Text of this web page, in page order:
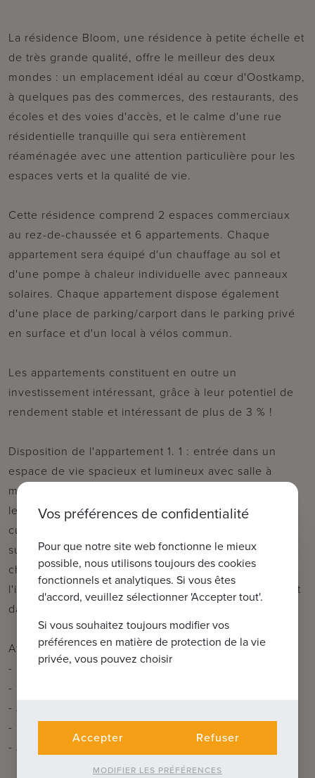
La résidence Bloom, une résidence à petite échelle et
de très grande qualité, offre le meilleur des deux
mondes : un emplacement idéal au cœur d'Oostkamp,
à quelques pas des commerces, des restaurants, des
écoles et des voies d'accès, et le calme d'une rue
résidentielle tranquille qui sera entièrement
réaménagée avec une attention particulière pour les
espaces verts et la qualité de vie.
Cette résidence comprend 2 espaces commerciaux
au rez-de-chaussée et 6 appartements. Chaque
appartement sera équipé d'un chauffage au sol et
d'une pompe à chaleur individuelle avec panneaux
solaires. Chaque appartement dispose également
d'une place de parking/carport dans le parking privé
en surface et d'un local à vélos commun.
Les appartements constituent en outre un
investissement intéressant, grâce à leur potentiel de
rendement stable et intéressant de plus de 3 % !
Disposition de l'appartement 1. 1 : entrée dans un
espace de vie spacieux et lumineux avec salle à
manger, salon et cuisine ouverte équipée de toutes
les installations nécessaires - débarras attenant à la
cuisine ouverte avec buanderie - terrasse orientée
sud de 19,79 m² - hall de nuit avec toilettes - 2
chambres à coucher - salle de bains avec douche à
l'italienne et double lavabo - place de parking/carport
dans le parking privé en surface.
Atouts :
- Situation centrale mais calme au cœur d'Oostkamp
- Résidence à petite échelle et de grande qualité
- Appartements lumineux avec terrasses ensoleillées
- Parking privé en surface
- Achat possible avec une TVA de 6 %
Vos préférences de confidentialité
Pour que notre site web fonctionne le mieux
possible, nous utilisons toujours des cookies
fonctionnels et analytiques. Si vous êtes
d'accord, veuillez sélectionner 'Accepter tout'.
Si vous souhaitez toujours modifier vos
préférences en matière de protection de la vie
privée, vous pouvez choisir
Accepter Refuser
MODIFIER LES PRÉFÉRENCES